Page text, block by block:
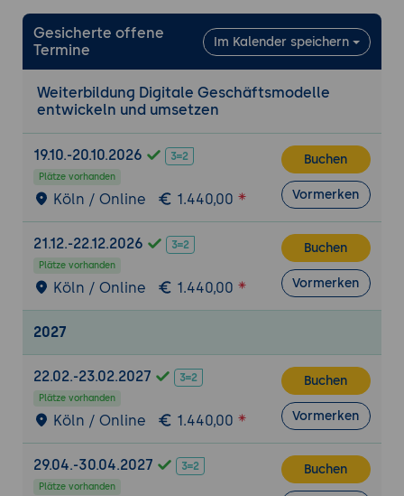
Formulierung eines verständlichen und
differenzierenden Wertangebots
Abgrenzung gegenüber bestehenden
Alternativen und Wettbewerbern
6. Einnahmen erzielen - einfache
Grundlegende Möglichkeiten, mit
digitalen Angeboten Geld zu verdienen
Vor- und Nachteile gängiger Ansätze wie
Einmalzahlung, Abo oder Freemium
Kriterien für die Auswahl eines passenden
Erlösmodells
7. Kosten und Ressourcen realistisch
einschätzen
Typische Kostenpositionen beim Aufbau
digitaler Angebote erkennen
Notwendige Ressourcen und Fähigkeiten
für die Umsetzung identifizieren
Einfache Wirtschaftlichkeitsbetrachtung
für erste Planungen
Gesicherte offene
Termine
Im Kalender speichern
Weiterbildung Digitale Geschäftsmodelle
entwickeln und umsetzen
19.10.-20.10.2026
Plätze vorhanden
Köln / Online 1.440,00
Buchen
Vormerken
21.12.-22.12.2026
Plätze vorhanden
Köln / Online 1.440,00
Buchen
Vormerken
2027
22.02.-23.02.2027
Plätze vorhanden
Köln / Online 1.440,00
Buchen
Vormerken
29.04.-30.04.2027
Plätze vorhanden
Buchen